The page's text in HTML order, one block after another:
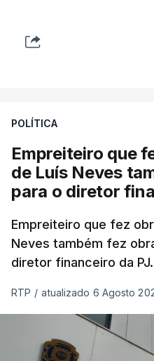
POLÍTICA
Empreiteiro que
de Luís Neves
para o diretor
Empreiteiro que fez
Neves também fez
diretor financeiro da PJ.
RTP / atualizado 6 Agosto